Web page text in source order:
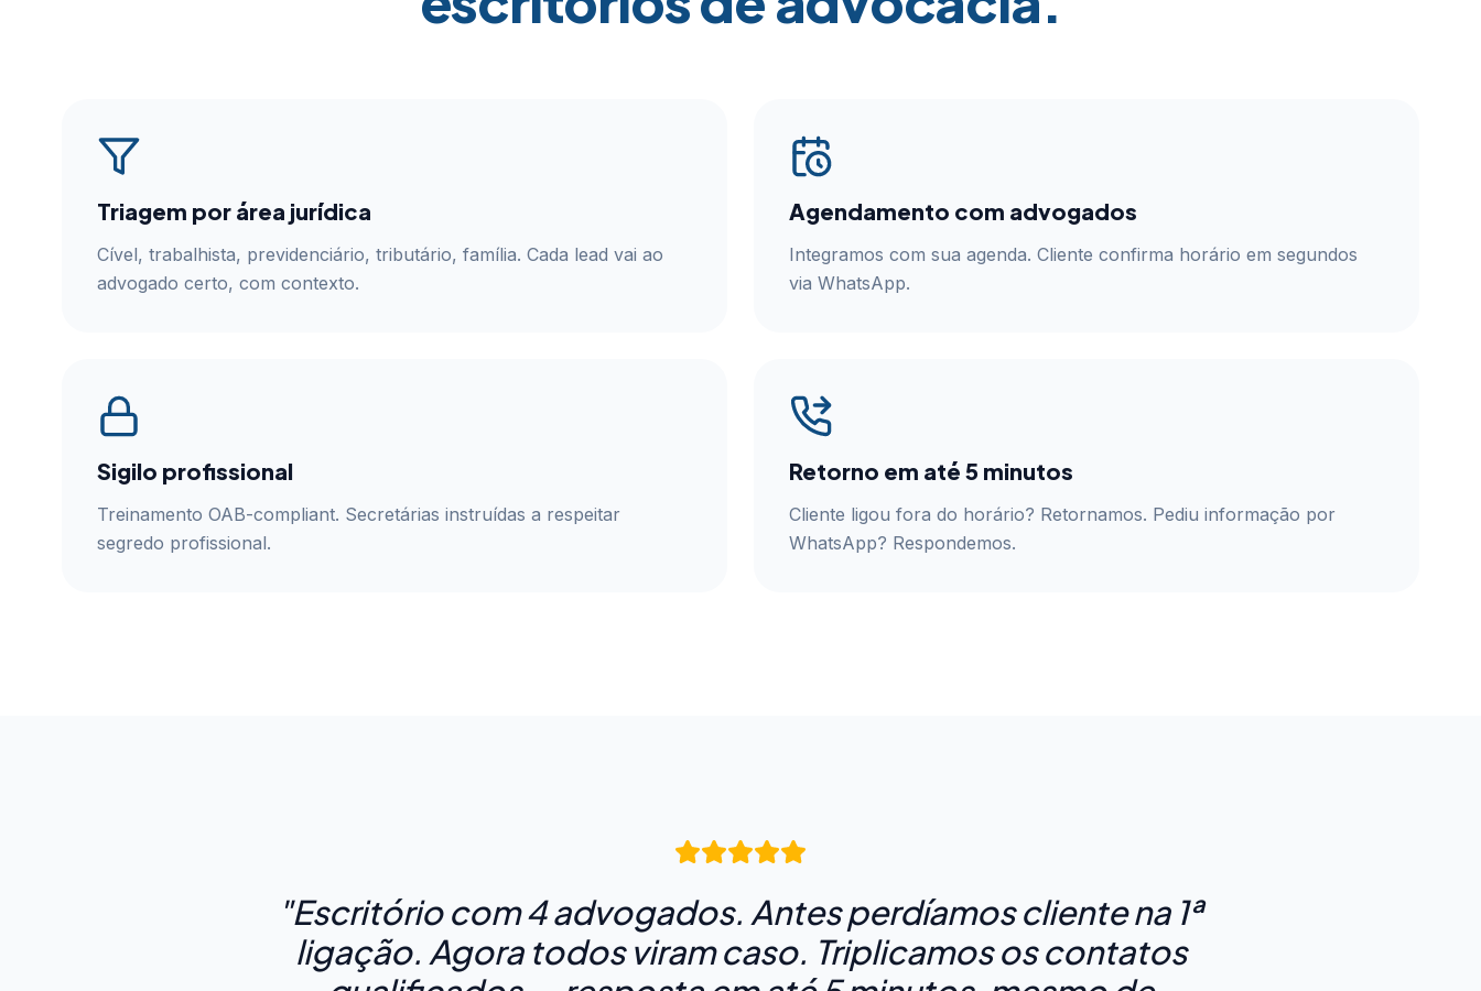
Triagem por área jurídica
Cível, trabalhista, previdenciário, tributário, família. Cada lead vai ao
advogado certo, com contexto.
Agendamento com advogados
Integramos com sua agenda. Cliente confirma horário em segundos
via WhatsApp.
Sigilo profissional
Treinamento OAB-compliant. Secretárias instruídas a respeitar
segredo profissional.
Retorno em até 5 minutos
Cliente ligou fora do horário? Retornamos. Pediu informação por
WhatsApp? Respondemos.
"Escritório com 4 advogados. Antes perdíamos cliente na 1ª
ligação. Agora todos viram caso. Triplicamos os contatos